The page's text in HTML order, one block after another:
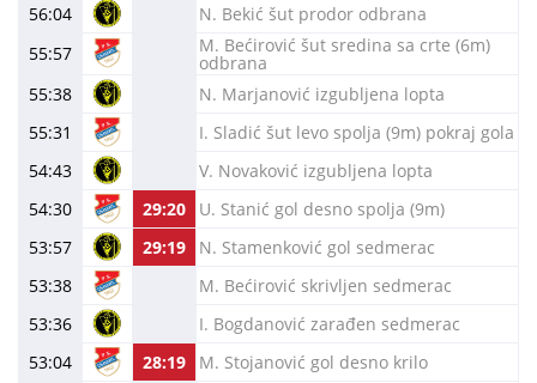
56:04
N. Bekić šut prodor odbrana
55:57
M. Bećirović šut sredina sa crte (6m)
odbrana
55:38
N. Marjanović izgubljena lopta
55:31
I. Sladić šut levo spolja (9m) pokraj gola
54:43
V. Novaković izgubljena lopta
54:30
29:20
U. Stanić gol desno spolja (9m)
53:57
29:19
N. Stamenković gol sedmerac
53:38
M. Bećirović skrivljen sedmerac
53:36
I. Bogdanović zarađen sedmerac
53:04
28:19 M. Stojanović gol desno krilo